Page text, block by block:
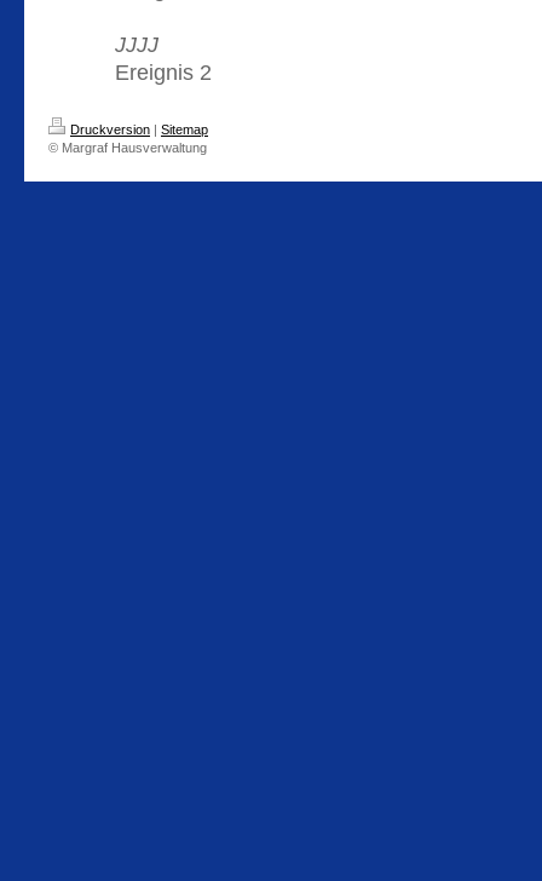
JJJJ
Ereignis 2
Druckversion | Sitemap
© Margraf Hausverwaltung